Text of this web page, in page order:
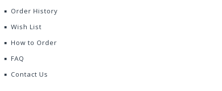
Order History
Wish List
How to Order
FAQ
Contact Us